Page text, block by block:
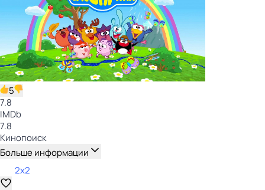
5
7.8
IMDb
7.8
Кинопоиск
Больше информации
2x2